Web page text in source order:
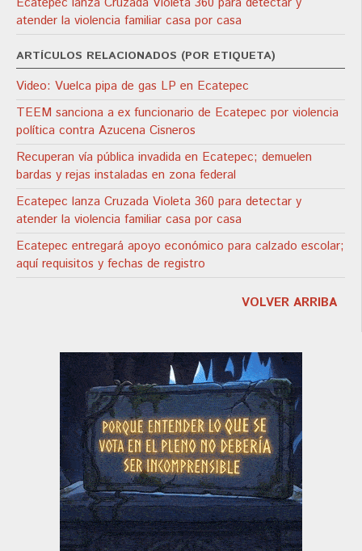
atender la violencia familiar casa por casa
ARTÍCULOS RELACIONADOS (POR ETIQUETA)
Video: Vuelca pipa de gas LP en Ecatepec
TEEM sanciona a ex funcionario de Ecatepec por violencia
política contra Azucena Cisneros
Recuperan vía pública invadida en Ecatepec; demuelen
bardas y rejas instaladas en zona federal
Ecatepec lanza Cruzada Violeta 360 para detectar y
atender la violencia familiar casa por casa
Ecatepec entregará apoyo económico para calzado escolar;
aquí requisitos y fechas de registro
VOLVER ARRIBA